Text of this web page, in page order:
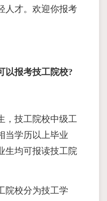
人才。欢迎你报考
以报考技工院校?
，技工院校中级工
当学历以上毕业
生均可报读技工院
院校分为技工学